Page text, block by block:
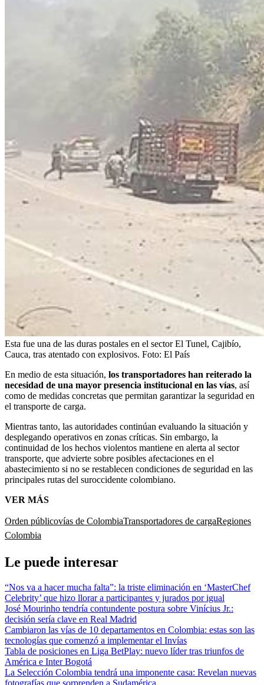
Esta fue una de las duras postales en el sector El Tunel, Cajibío,
Cauca, tras atentado con explosivos. Foto: El País
En medio de esta situación, los transportadores han reiterado la
necesidad de una mayor presencia institucional en las vías, así
como de medidas concretas que permitan garantizar la seguridad en
el transporte de carga.
Mientras tanto, las autoridades continúan evaluando la situación y
desplegando operativos en zonas críticas. Sin embargo, la
continuidad de los hechos violentos mantiene en alerta al sector
transporte, que advierte sobre posibles afectaciones en el
abastecimiento si no se restablecen condiciones de seguridad en las
principales rutas del suroccidente colombiano.
VER MÁS
Orden públicovías de ColombiaTransportadores de cargaRegiones
Colombia
Le puede interesar
“Nos va a hacer mucha falta”: la triste eliminación en ‘MasterChef
Celebrity’ que hizo llorar a participantes y jurados por igual
José Mourinho tendría contundente postura sobre Vinícius Jr.:
decisión sería clave en Real Madrid
Cambiaron las vías de 10 departamentos en Colombia: estas son las
tecnologías que comenzó a implementar el Invías
Tabla de posiciones en Liga BetPlay: nuevo líder tras triunfos de
América e Inter Bogotá
La Selección Colombia tendrá una imponente casa: Revelan nuevas